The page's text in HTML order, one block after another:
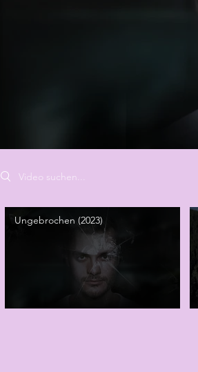
Search videos
Ungebrochen (2023)